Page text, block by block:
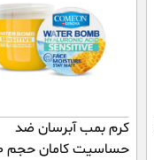
کرم بمب آبرسان ضد